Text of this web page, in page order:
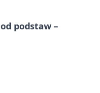
podstaw –